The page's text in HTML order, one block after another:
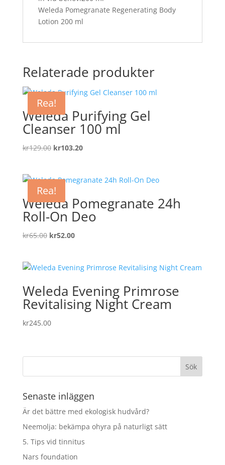
Weleda Pomegranate Regenerating Body
Lotion 200 ml
Relaterade produkter
Rea!
Weleda Purifying Gel
Cleanser 100 ml
kr129.00 Det
var:
kr129.00.
kr103.20Det
är:
Rea!
Weleda Pomegranate 24h
Roll-On Deo
kr65.00 Det
var:
kr52.00Det
är:
Weleda Evening Primrose
Revitalising Night Cream
kr245.00
Senaste inläggen
Är det bättre med ekologisk hudvård?
Neemolja: bekämpa ohyra på naturligt sätt
5. Tips vid tinnitus
Nars foundation